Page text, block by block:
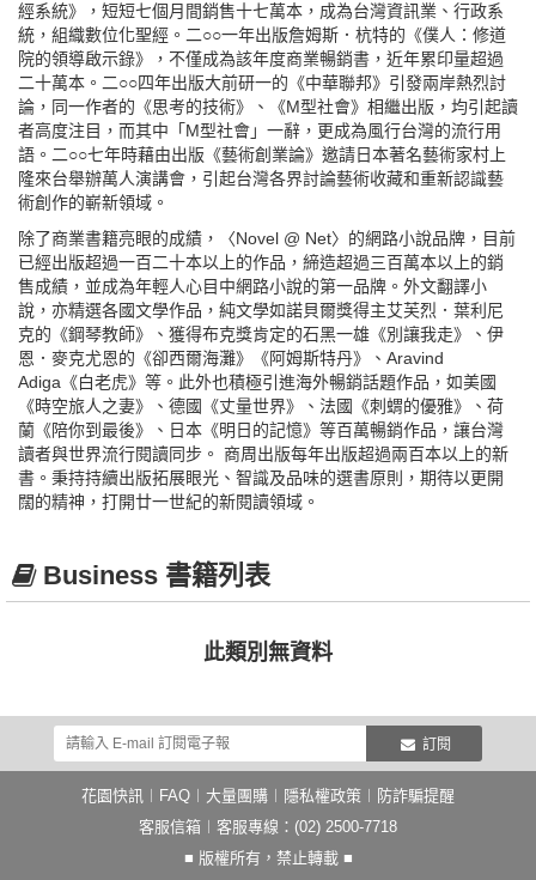
經系統》，短短七個月間銷售十七萬本，成為台灣資訊業、行政系
統，組織數位化聖經。二○○一年出版詹姆斯．杭特的《僕人：修道
院的領導啟示錄》，不僅成為該年度商業暢銷書，近年累印量超過
二十萬本。二○○四年出版大前研一的《中華聯邦》引發兩岸熱烈討
論，同一作者的《思考的技術》、《M型社會》相繼出版，均引起讀
者高度注目，而其中「M型社會」一辭，更成為風行台灣的流行用
語。二○○七年時藉由出版《藝術創業論》邀請日本著名藝術家村上
隆來台舉辦萬人演講會，引起台灣各界討論藝術收藏和重新認識藝
術創作的嶄新領域。
除了商業書籍亮眼的成績，〈Novel @ Net〉的網路小說品牌，目前
已經出版超過一百二十本以上的作品，締造超過三百萬本以上的銷
售成績，並成為年輕人心目中網路小說的第一品牌。外文翻譯小
說，亦精選各國文學作品，純文學如諾貝爾獎得主艾芙烈．葉利尼
克的《鋼琴教師》、獲得布克獎肯定的石黑一雄《別讓我走》、伊
恩．麥克尤恩的《卻西爾海灘》《阿姆斯特丹》、Aravind
Adiga《白老虎》等。此外也積極引進海外暢銷話題作品，如美國
《時空旅人之妻》、德國《丈量世界》、法國《刺蝟的優雅》、荷
蘭《陪你到最後》、日本《明日的記憶》等百萬暢銷作品，讓台灣
讀者與世界流行閱讀同步。 商周出版每年出版超過兩百本以上的新
書。秉持持續出版拓展眼光、智識及品味的選書原則，期待以更開
闊的精神，打開廿一世紀的新閱讀領域。
Business 書籍列表
此類別無資料
訂閱
花園快訊 FAQ 大量團購 隱私權政策
防詐騙提醒
客服信箱 ︱客服專線：(02) 2500-7718
■ 版權所有，禁止轉載 ■